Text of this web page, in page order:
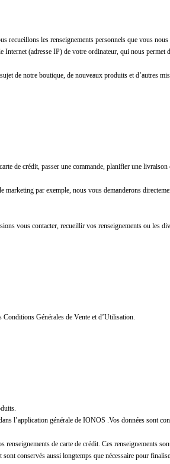
recueillons les renseignements personnels que vous
(adresse IP) de votre ordinateur, qui nous
de notre boutique, de nouveaux produits et d’autres
de crédit, passer une commande, planifier une
par exemple, nous vous demanderons
vous contacter, recueillir vos renseignements ou les
Générales de Vente et d’Utilisation.
l’application générale de IONOS .Vos données sont
de carte de crédit. Ces renseignements
conservés aussi longtemps que nécessaire pour